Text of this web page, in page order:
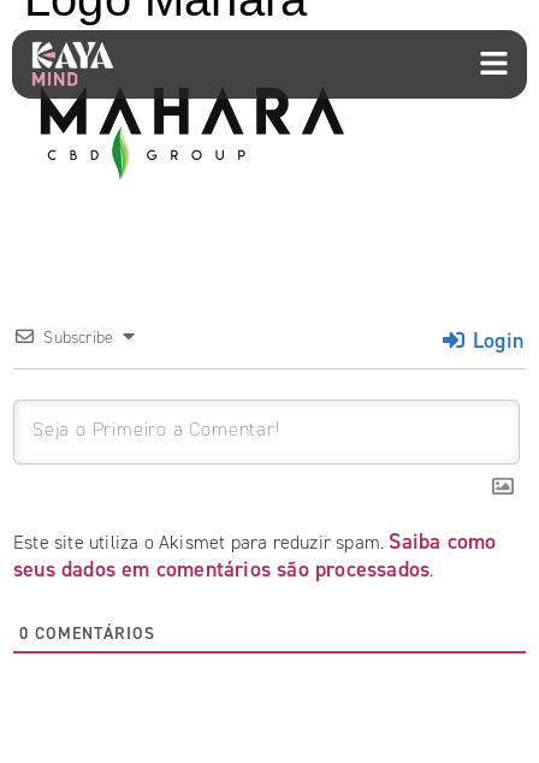
Subscribe Login
Este site utiliza o Akismet para reduzir spam. Saiba como
seus dados em comentários são processados.
0 COMENTÁRIOS